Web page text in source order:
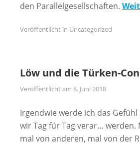
den Parallelgesellschaften.
Veröffentlicht in Uncategorized
Löw und die Türken-
Veröffentlicht am 8. Juni 2018
Irgendwie werde ich das
wir Tag für Tag verar… werden.
mal von anderen, mal von der